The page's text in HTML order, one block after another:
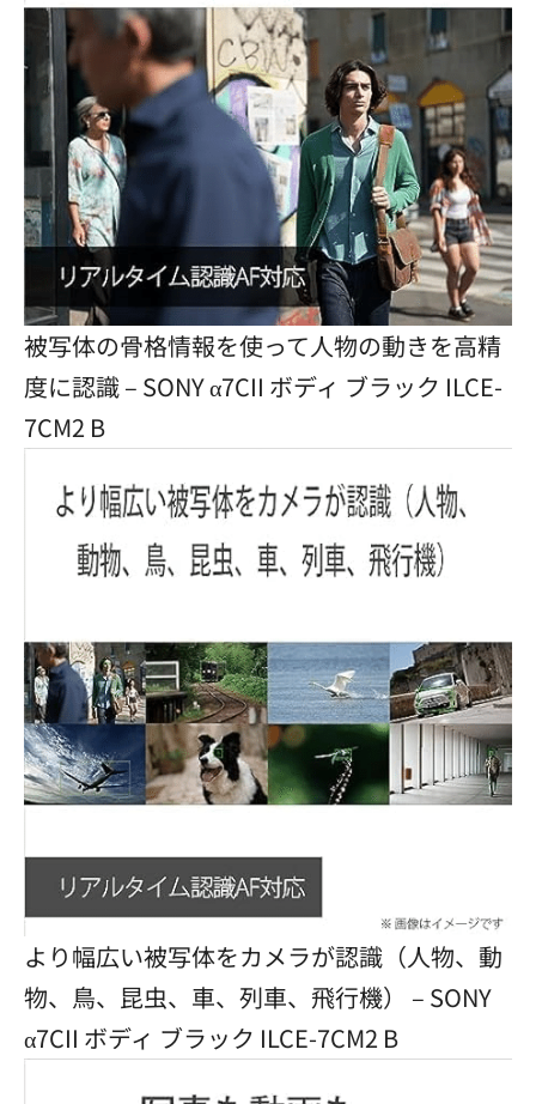
被写体の骨格情報を使って人物の動きを高精
度に認識 – SONY α7CII ボディ ブラック ILCE-
7CM2 B
より幅広い被写体をカメラが認識（人物、動
物、鳥、昆虫、車、列車、飛行機） – SONY
α7CII ボディ ブラック ILCE-7CM2 B